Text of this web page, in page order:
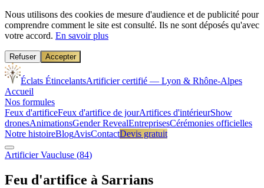
Nous utilisons des cookies de mesure d'audience et de publicité pour
comprendre comment le site est consulté. Ils ne sont déposés qu'avec
votre accord. En savoir plus
Refuser Accepter
Éclats ÉtincelantsArtificier certifié — Lyon & Rhône-Alpes
Accueil
Nos formules
Feux d'artificeFeux d'artifice de jourArtifices d'intérieurShow
dronesAnimationsGender RevealEntreprisesCérémonies officielles
Notre histoireBlogAvisContactDevis gratuit
ArtificierVaucluse (84)
Feu d'artifice à Sarrians